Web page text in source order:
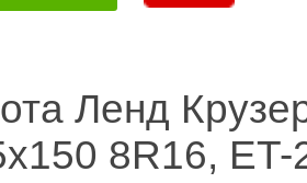
Ленд
8R16, ET-